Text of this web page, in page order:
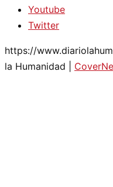
Youtube
Twitter
https://
la Humanidad